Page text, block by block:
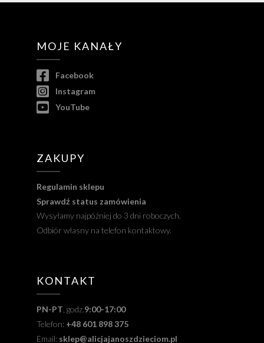
MOJE KANAŁY
Facebook
Instagram
YouTube
ZAKUPY
Regulamin sklepu
Sprawdź status zamówienia
Wysyłamy najpóźniej do 3 dni roboczych.
Odbiór własny na telefon kontaktowy.
KONTAKT
PN-PT , godz.9:00-17:00
Telefon: +48 601 898 375
Email: sklep@alicjajanoszdzieciom.pl